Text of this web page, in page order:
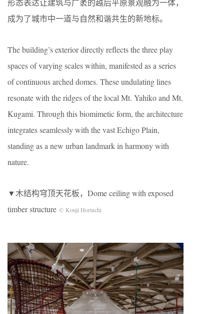
形态表达让建筑与广袤的越后平原景观融为一体，
成为了城市中一道与自然和谐共生的新地标。
The building’s exterior directly reflects the three play
spaces of varying scales within, manifested as a series
of continuous arched domes. These undulating lines
resonate with the ridges of the local Mt. Yahiko and Mt.
Kugami. Through this biomimetic form, the architecture
integrates seamlessly with the vast Echigo Plain,
standing as a new urban landmark in harmony with
nature.
▼木结构穹顶天花板，Dome ceiling with exposed
timber structure © Kouji Horiuchi